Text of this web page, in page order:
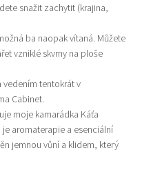
snažit zachytit (krajina,
ba naopak vítaná. Můžete
vzniklé skvrny na ploše
tentokrát v
Cabinet.
moje kamarádka Káťa
je aromaterapie a esenciální
jemnou vůní a klidem, který